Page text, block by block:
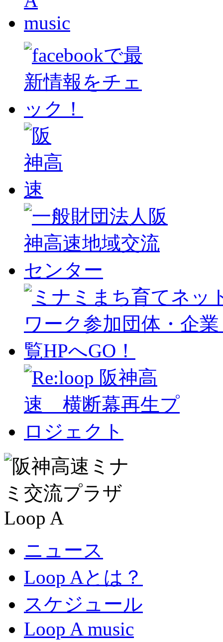
ニュース
Loop Aとは？
スケジュール
Loop A music